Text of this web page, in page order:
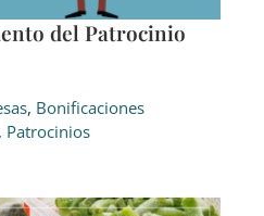
del Patrocinio
, Bonificaciones
, Patrocinios